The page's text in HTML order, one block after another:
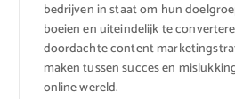
bedrijven in staat om hun
boeien en uiteindelijk te
doordachte content
maken tussen succes en
online wereld.